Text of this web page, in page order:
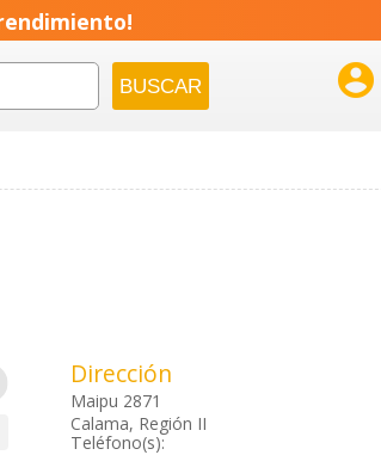

Dirección
Maipu 2871
Calama, Región II
Teléfono(s):